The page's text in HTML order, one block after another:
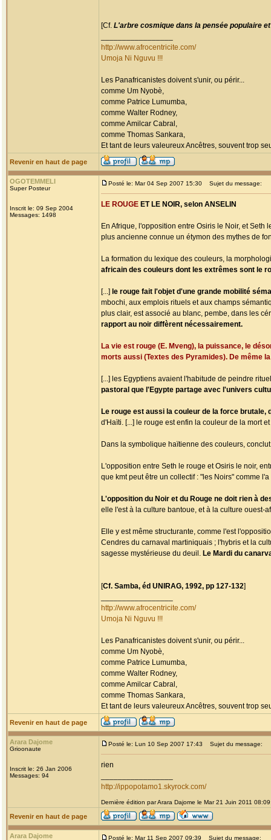
[Cf. L'arbre cosmique dans la pensée populaire
http://www.afrocentricite.com/
Umoja Ni Nguvu !!!
Les Panafricanistes doivent s'unir, ou périr...
comme Um Nyobè,
comme Patrice Lumumba,
comme Walter Rodney,
comme Amilcar Cabral,
comme Thomas Sankara,
Et tant de leurs valeureux Ancêtres, souvent trop
Revenir en haut de page
OGOTEMMELI
Super Posteur
Inscrit le: 09 Sep 2004
Messages: 1498
Posté le: Mar 04 Sep 2007 15:30 Sujet du message:
LE ROUGE ET LE NOIR, selon ANSELIN
En Afrique, l'opposition entre Osiris le Noir, et
plus ancienne connue un étymon des mythes de
La formation du lexique des couleurs, la
africain des couleurs dont les extrêmes sont le
[...] le rouge fait l'objet d'une grande mobilité
mbochi, aux emplois rituels et aux champs
plus clair, est associé au blanc, pembe, dans les
rapport au noir diffèrent nécessairement.
La vie est rouge (E. Mveng), la puissance, le
morts aussi (Textes des Pyramides). De même
[...] les Egyptiens avaient l'habitude de peindre
pastoral que l'Egypte partage avec l'univers
Le rouge est aussi la couleur de la force brutale,
d'Haïti. [...] le rouge est enfin la couleur de la mort
Dans la symbolique haïtienne des couleurs,
L'opposition entre Seth le rouge et Osiris le noir,
que kmt peut être un collectif : "les Noirs" comme
L'opposition du Noir et du Rouge ne doit rien à
elle l'est à la culture bantoue, et à la culture ouest-
Elle y est même structurante, comme l'est
Cendres du carnaval martiniquais ; l'hybris et la
sagesse mystérieuse du deuil. Le Mardi du
[Cf. Samba, éd UNIRAG, 1992, pp 127-132]
http://www.afrocentricite.com/
Umoja Ni Nguvu !!!
Les Panafricanistes doivent s'unir, ou périr...
comme Um Nyobè,
comme Patrice Lumumba,
comme Walter Rodney,
comme Amilcar Cabral,
comme Thomas Sankara,
Et tant de leurs valeureux Ancêtres, souvent trop
Revenir en haut de page
Arara Dajome
Grioonaute
Inscrit le: 26 Jan 2006
Messages: 94
Posté le: Lun 10 Sep 2007 17:43 Sujet du message:
rien
http://ippopotamo1.skyrock.com/
Dernière édition par Arara Dajome le Mar 21 Juin 2011
Revenir en haut de page
Arara Dajome Posté le: Mar 11 Sep 2007 09:39 Sujet du message: